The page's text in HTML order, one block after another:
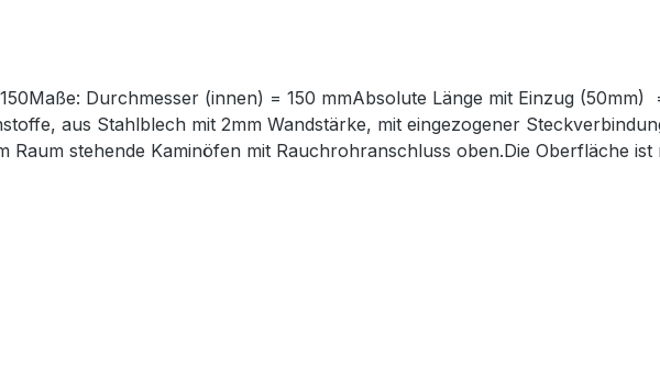
Durchmesser (innen) = 150 mmAbsolute Länge mit Einzug (50mm)
aus Stahlblech mit 2mm Wandstärke, mit eingezogener
stehende Kaminöfen mit Rauchrohranschluss oben.Die Oberfläche